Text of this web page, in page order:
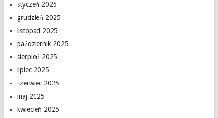
styczeń 2026
grudzień 2025
listopad 2025
październik 2025
sierpień 2025
lipiec 2025
czerwiec 2025
maj 2025
kwiecień 2025